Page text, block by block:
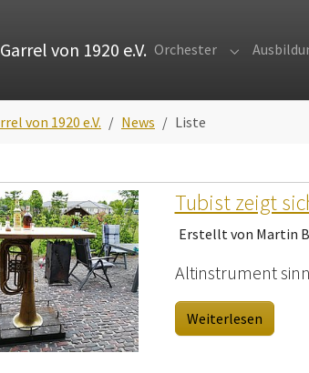
von 1920 e.V. Orchester Submenu
von 1920 e.V. News Liste
Tubist zeigt
Erstellt von Martin
Altinstrument
Weiterlesen